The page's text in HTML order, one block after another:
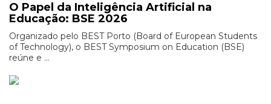
O Papel da Inteligência Artificial na
Educação: BSE 2026
Organizado pelo BEST Porto (Board of European Students
of Technology), o BEST Symposium on Education (BSE)
reúne e ...